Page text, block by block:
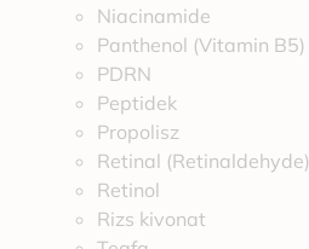
Niacinamide
Panthenol (Vitamin B5)
PDRN
Peptidek
Propolisz
Retinal (Retinaldehyde)
Retinol
Rizs kivonat